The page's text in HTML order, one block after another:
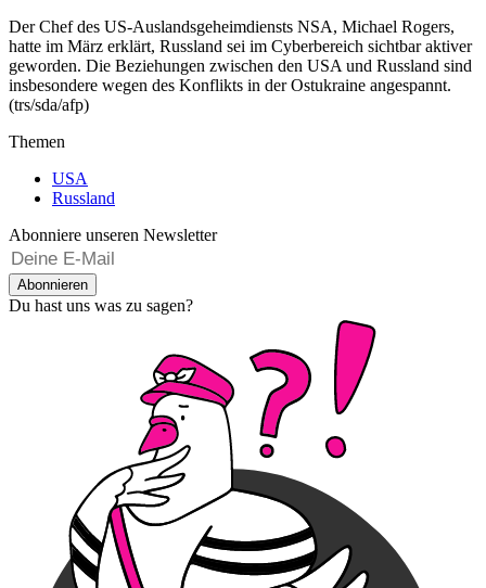
Der Chef des US-Auslandsgeheimdiensts NSA, Michael Rogers,
hatte im März erklärt, Russland sei im Cyberbereich sichtbar aktiver
geworden. Die Beziehungen zwischen den USA und Russland sind
insbesondere wegen des Konflikts in der Ostukraine angespannt.
(trs/sda/afp)
Themen
USA
Russland
Abonniere unseren Newsletter
Abonnieren
Du hast uns was zu sagen?